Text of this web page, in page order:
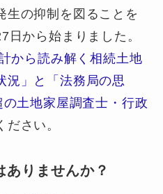
生の抑制を図ることを
日から始まりました。
から読み解く相続土地
況」と「法務局の思
土地家屋調査士・行政
ださい。
ありませんか？